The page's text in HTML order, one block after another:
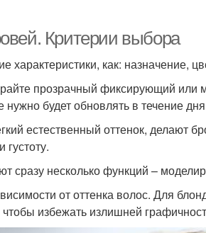
Критерии выбора
характеристики, как: назначение,
прозрачный фиксирующий или
будет обновлять в течение дня
естественный оттенок, делают
сразу несколько функций –
от оттенка волос. Для
избежать излишней